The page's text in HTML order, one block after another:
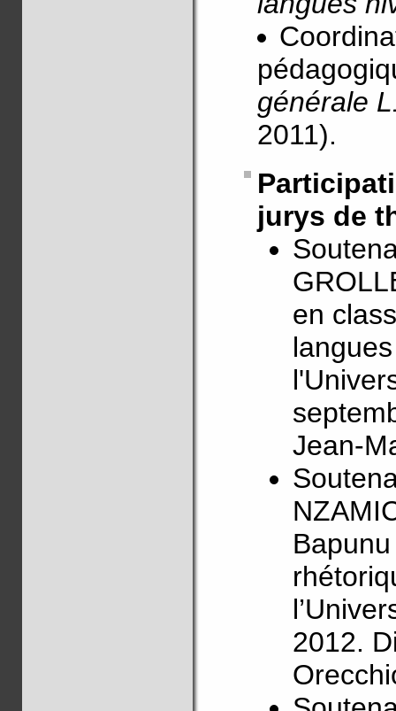
générale
2011).
jurys de
en
Jean-
2012.